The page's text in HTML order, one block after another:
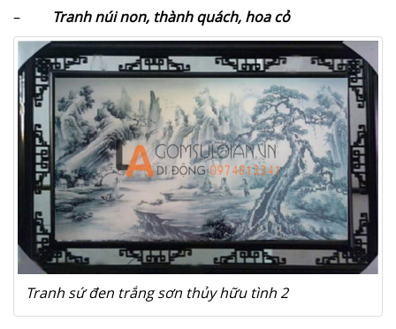
– Tranh núi non, thành quách, hoa cỏ
Tranh sứ đen trắng sơn thủy hữu tình 2